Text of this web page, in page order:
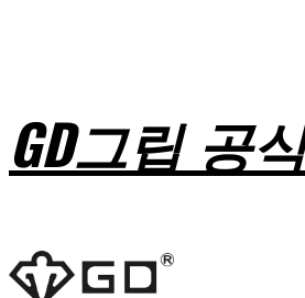
GD그립 공